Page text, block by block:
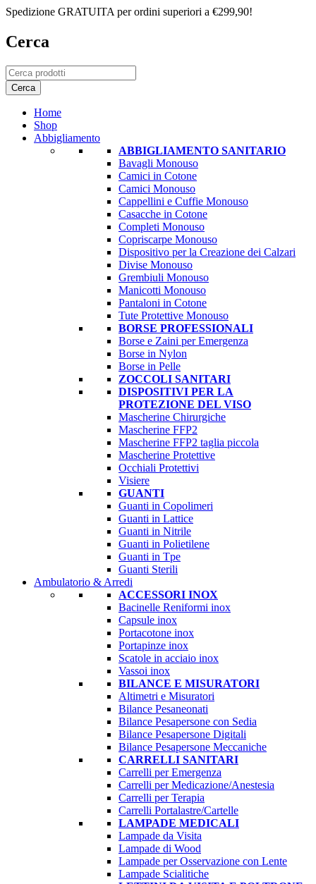
Spedizione GRATUITA per ordini superiori a €299,90!
Cerca
Home
Shop
Abbigliamento
ABBIGLIAMENTO SANITARIO
Bavagli Monouso
Camici in Cotone
Camici Monouso
Cappellini e Cuffie Monouso
Casacche in Cotone
Completi Monouso
Copriscarpe Monouso
Dispositivo per la Creazione dei Calzari
Divise Monouso
Grembiuli Monouso
Manicotti Monouso
Pantaloni in Cotone
Tute Protettive Monouso
BORSE PROFESSIONALI
Borse e Zaini per Emergenza
Borse in Nylon
Borse in Pelle
ZOCCOLI SANITARI
DISPOSITIVI PER LA
PROTEZIONE DEL VISO
Mascherine Chirurgiche
Mascherine FFP2
Mascherine FFP2 taglia piccola
Mascherine Protettive
Occhiali Protettivi
Visiere
GUANTI
Guanti in Copolimeri
Guanti in Lattice
Guanti in Nitrile
Guanti in Polietilene
Guanti in Tpe
Guanti Sterili
Ambulatorio & Arredi
ACCESSORI INOX
Bacinelle Reniformi inox
Capsule inox
Portacotone inox
Portapinze inox
Scatole in acciaio inox
Vassoi inox
BILANCE E MISURATORI
Altimetri e Misuratori
Bilance Pesaneonati
Bilance Pesapersone con Sedia
Bilance Pesapersone Digitali
Bilance Pesapersone Meccaniche
CARRELLI SANITARI
Carrelli per Emergenza
Carrelli per Medicazione/Anestesia
Carrelli per Terapia
Carrelli Portalastre/Cartelle
LAMPADE MEDICALI
Lampade da Visita
Lampade di Wood
Lampade per Osservazione con Lente
Lampade Scialitiche